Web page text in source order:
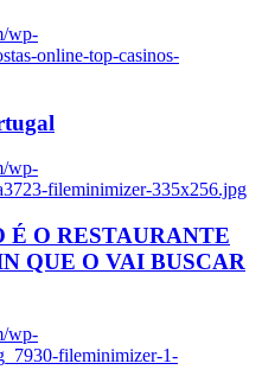
wp-
online-top-casinos-
wp-
fileminimizer-335x256.jpg
É O RESTAURANTE
QUE O VAI BUSCAR
wp-
fileminimizer-1-